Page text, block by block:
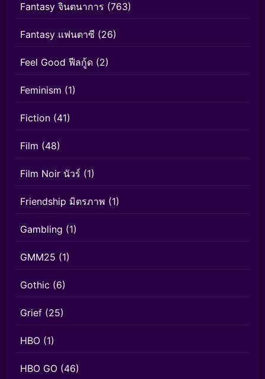
Fantasy จินตนาการ (763)
Fantasy แฟนตาซี (26)
Feel Good ฟีลกู้ด (2)
Feminism (1)
Fiction (41)
Film (48)
Film Noir นัวร์ (1)
Friendship มิตรภาพ (1)
Gambling (1)
GMM25 (1)
Gothic (6)
Grief (25)
HBO (1)
HBO GO (46)